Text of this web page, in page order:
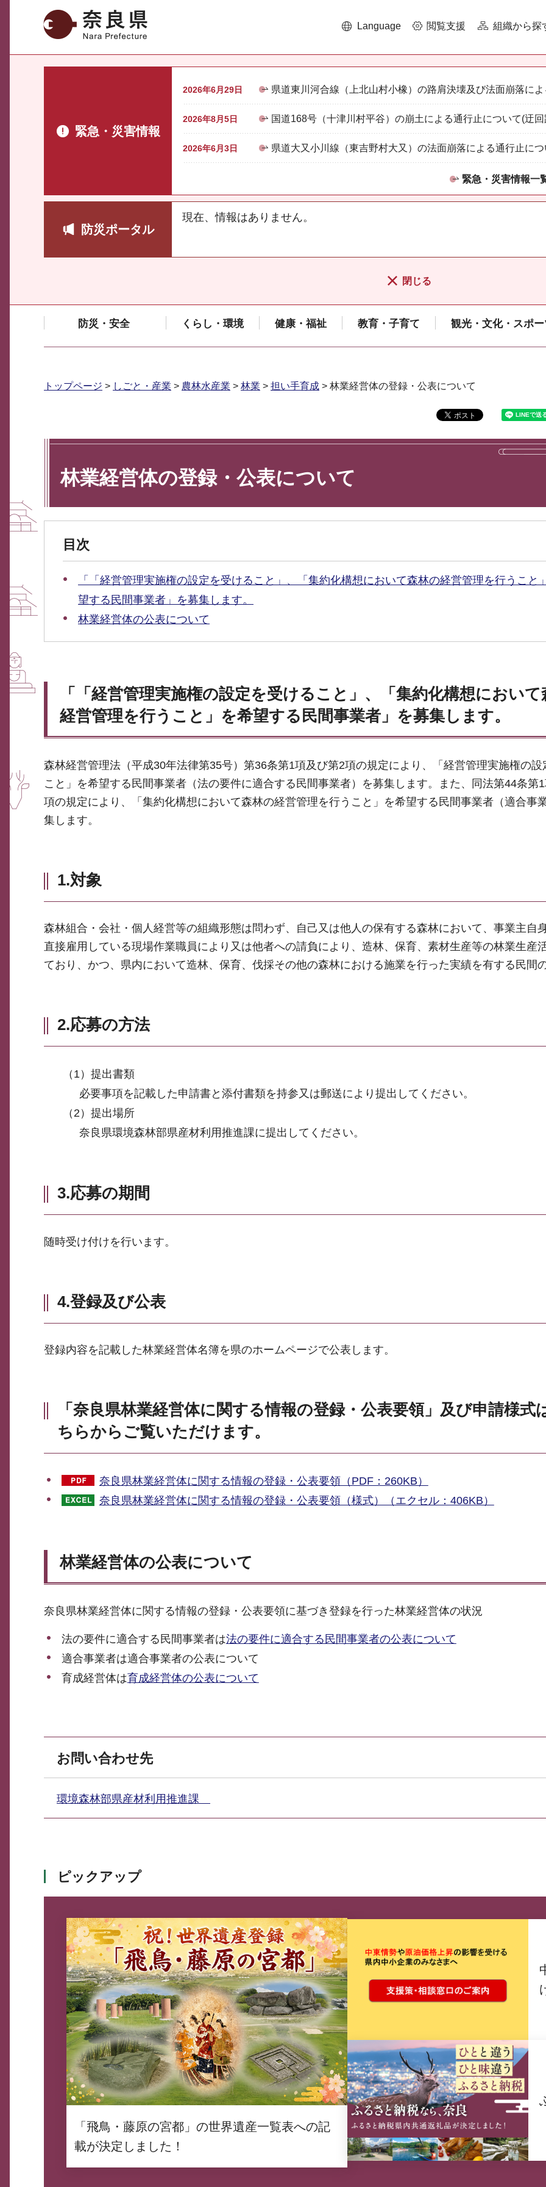
奈良県 Language 閲覧支援 組織から探
緊急・災害情報
2026年6月29日 県道東川河合線（上北山村小橡）の路肩決壊及び法面崩落に
2026年8月5日 国道168号（十津川村平谷）の崩土による通行止について(迂
2026年6月3日 県道大又小川線（東吉野村大又）の法面崩落による通行止に
緊急・災害情報一
防災ポータル
現在、情報はありません。
閉じる
防災・安全 くらし・環境 健康・福祉 教育・子育て 観光・文化・スポー
トップページ > しごと・産業 > 農林水産業 > 林業 > 担い手育成 > 林業経営体の登録・公表について
林業経営体の登録・公表について
目次
「「経営管理実施権の設定を受けること」、「集約化構想において森林の経営管理を行うこと
望する民間事業者」を募集します。
林業経営体の公表について
「「経営管理実施権の設定を受けること」、「集約化構想におい
経営管理を行うこと」を希望する民間事業者」を募集します。
森林経営管理法（平成30年法律第35号）第36条第1項及び第2項の規定により、「経営管理実施権の設
こと」を希望する民間事業者（法の要件に適合する民間事業者）を募集します。また、同法第44条第
項の規定により、「集約化構想において森林の経営管理を行うこと」を希望する民間事業者（適合事
集します。
1.対象
森林組合・会社・個人経営等の組織形態は問わず、自己又は他人の保有する森林において、事業主自
直接雇用している現場作業職員により又は他者への請負により、造林、保育、素材生産等の林業生産
ており、かつ、県内において造林、保育、伐採その他の森林における施業を行った実績を有する民間
2.応募の方法
（1）提出書類
必要事項を記載した申請書と添付書類を持参又は郵送により提出してください。
（2）提出場所
奈良県環境森林部県産材利用推進課に提出してください。
3.応募の期間
随時受け付けを行います。
4.登録及び公表
登録内容を記載した林業経営体名簿を県のホームページで公表します。
「奈良県林業経営体に関する情報の登録・公表要領」及び申請様式
ちらからご覧いただけます。
奈良県林業経営体に関する情報の登録・公表要領（PDF：260KB）
奈良県林業経営体に関する情報の登録・公表要領（様式）（エクセル：406KB）
林業経営体の公表について
奈良県林業経営体に関する情報の登録・公表要領に基づき登録を行った林業経営体の状況
法の要件に適合する民間事業者は法の要件に適合する民間事業者の公表について
適合事業者は適合事業者の公表について
育成経営体は育成経営体の公表について
お問い合わせ先
環境森林部県産材利用推進課
ピックアップ
「飛鳥・藤原の宮都」の世界遺産一覧表への記
載が決定しました！